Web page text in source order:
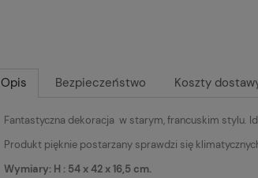
Opis Bezpieczeństwo Koszty
Fantastyczna dekoracja w starym, francuskim stylu.
Produkt pięknie postarzany sprawdzi się
Wymiary: H : 54 x 42 x 16,5 cm.